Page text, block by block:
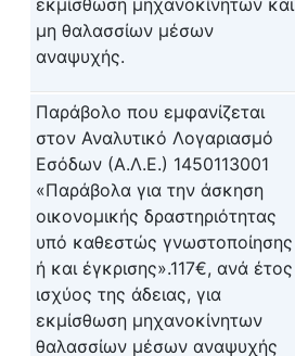
μη θαλασσίων μέσων
αναψυχής.
Παράβολο που εμφανίζεται
στον Αναλυτικό Λογαριασμό
Εσόδων (Α.Λ.Ε.) 1450113001
«Παράβολα για την άσκηση
οικονομικής δραστηριότητας
υπό καθεστώς γνωστοποίησης
ή και έγκρισης».117€, ανά έτος
ισχύος της άδειας, για
εκμίσθωση μηχανοκίνητων
θαλασσίων μέσων αναψυχής